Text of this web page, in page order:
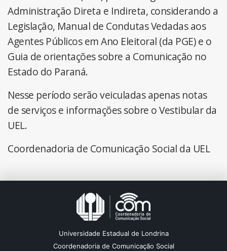
Administração Direta e Indireta, considerando a
Legislação, Manual de Condutas Vedadas aos
Agentes Públicos em Ano Eleitoral (da PGE) e o
Guia de orientações sobre a Comunicação no
Estado do Paraná.
Nesse período serão veiculadas apenas notas
de serviços e informações sobre o Vestibular da
UEL.
Coordenadoria de Comunicação Social da UEL
Universidade Estadual de Londrina
Coordenadoria de Comunicação Social